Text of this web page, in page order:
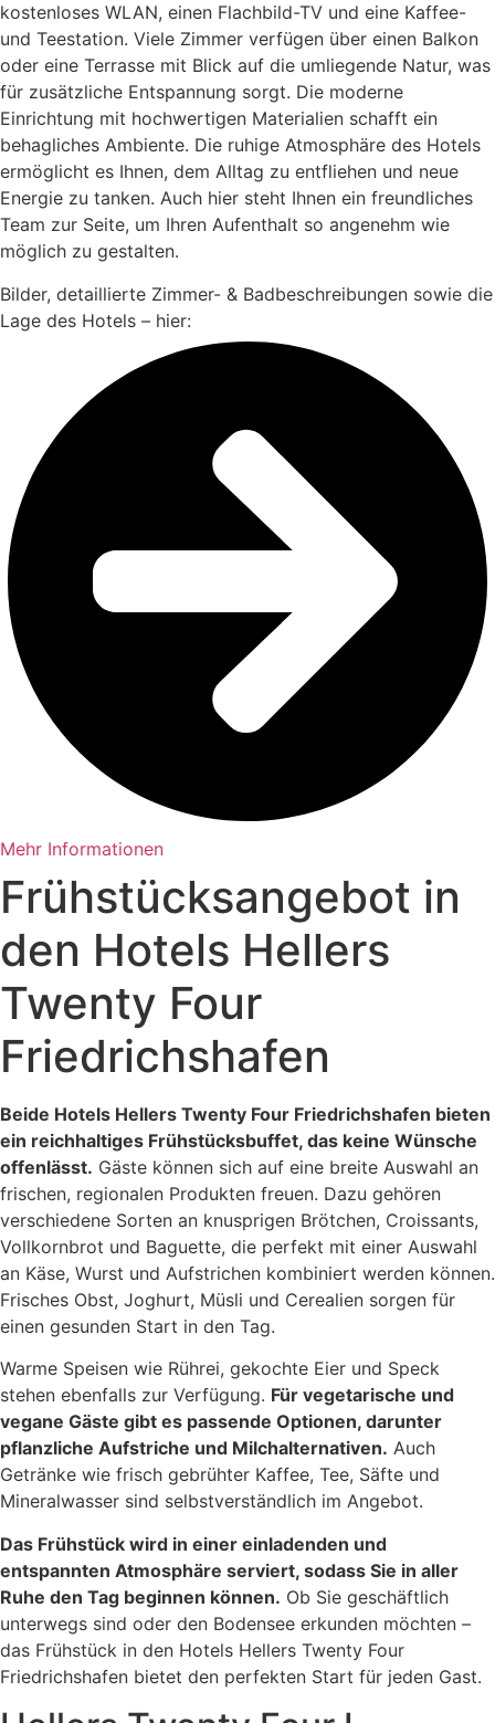
kostenloses WLAN, einen Flachbild-TV und eine Kaffee-
und Teestation. Viele Zimmer verfügen über einen Balkon
oder eine Terrasse mit Blick auf die umliegende Natur, was
für zusätzliche Entspannung sorgt. Die moderne
Einrichtung mit hochwertigen Materialien schafft ein
behagliches Ambiente. Die ruhige Atmosphäre des Hotels
ermöglicht es Ihnen, dem Alltag zu entfliehen und neue
Energie zu tanken. Auch hier steht Ihnen ein freundliches
Team zur Seite, um Ihren Aufenthalt so angenehm wie
möglich zu gestalten.
Bilder, detaillierte Zimmer- & Badbeschreibungen sowie die
Lage des Hotels – hier:
Mehr Informationen
Frühstücksangebot in
den Hotels Hellers
Twenty Four
Friedrichshafen
Beide Hotels Hellers Twenty Four Friedrichshafen bieten
ein reichhaltiges Frühstücksbuffet, das keine Wünsche
offenlässt. Gäste können sich auf eine breite Auswahl an
frischen, regionalen Produkten freuen. Dazu gehören
verschiedene Sorten an knusprigen Brötchen, Croissants,
Vollkornbrot und Baguette, die perfekt mit einer Auswahl
an Käse, Wurst und Aufstrichen kombiniert werden können.
Frisches Obst, Joghurt, Müsli und Cerealien sorgen für
einen gesunden Start in den Tag.
Warme Speisen wie Rührei, gekochte Eier und Speck
stehen ebenfalls zur Verfügung. Für vegetarische und
vegane Gäste gibt es passende Optionen, darunter
pflanzliche Aufstriche und Milchalternativen. Auch
Getränke wie frisch gebrühter Kaffee, Tee, Säfte und
Mineralwasser sind selbstverständlich im Angebot.
Das Frühstück wird in einer einladenden und
entspannten Atmosphäre serviert, sodass Sie in aller
Ruhe den Tag beginnen können. Ob Sie geschäftlich
unterwegs sind oder den Bodensee erkunden möchten –
das Frühstück in den Hotels Hellers Twenty Four
Friedrichshafen bietet den perfekten Start für jeden Gast.